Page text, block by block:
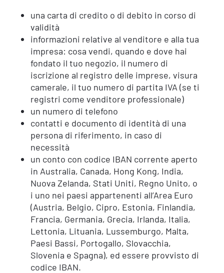
una carta di credito o di debito in corso di
validità
informazioni relative al venditore e alla tua
impresa: cosa vendi, quando e dove hai
fondato il tuo negozio, il numero di
iscrizione al registro delle imprese, visura
camerale, il tuo numero di partita IVA (se ti
registri come venditore professionale)
un numero di telefono
contatti e documento di identità di una
persona di riferimento, in caso di
necessità
un conto con codice IBAN corrente aperto
in Australia, Canada, Hong Kong, India,
Nuova Zelanda, Stati Uniti, Regno Unito, o
i uno nei paesi appartenenti all’Area Euro
(Austria, Belgio, Cipro, Estonia, Finlandia,
Francia, Germania, Grecia, Irlanda, Italia,
Lettonia, Lituania, Lussemburgo, Malta,
Paesi Bassi, Portogallo, Slovacchia,
Slovenia e Spagna), ed essere provvisto di
codice IBAN.